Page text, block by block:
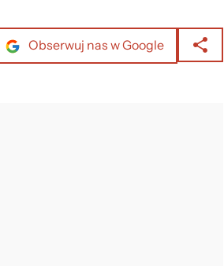
Obserwuj nas w Google